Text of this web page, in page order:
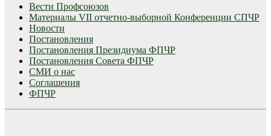
Вести Профсоюзов
Материалы VII отчетно-выборной Конференции СПЧР
Новости
Постановления
Постановления Президиума ФПЧР
Постановления Совета ФПЧР
СМИ о нас
Соглашения
ФПЧР